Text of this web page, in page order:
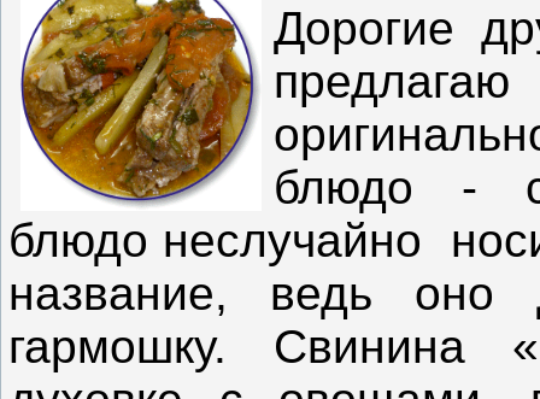
Дорогие
блюдо -
блюдо неслучайно
название, ведь оно
гармошку. Свинина